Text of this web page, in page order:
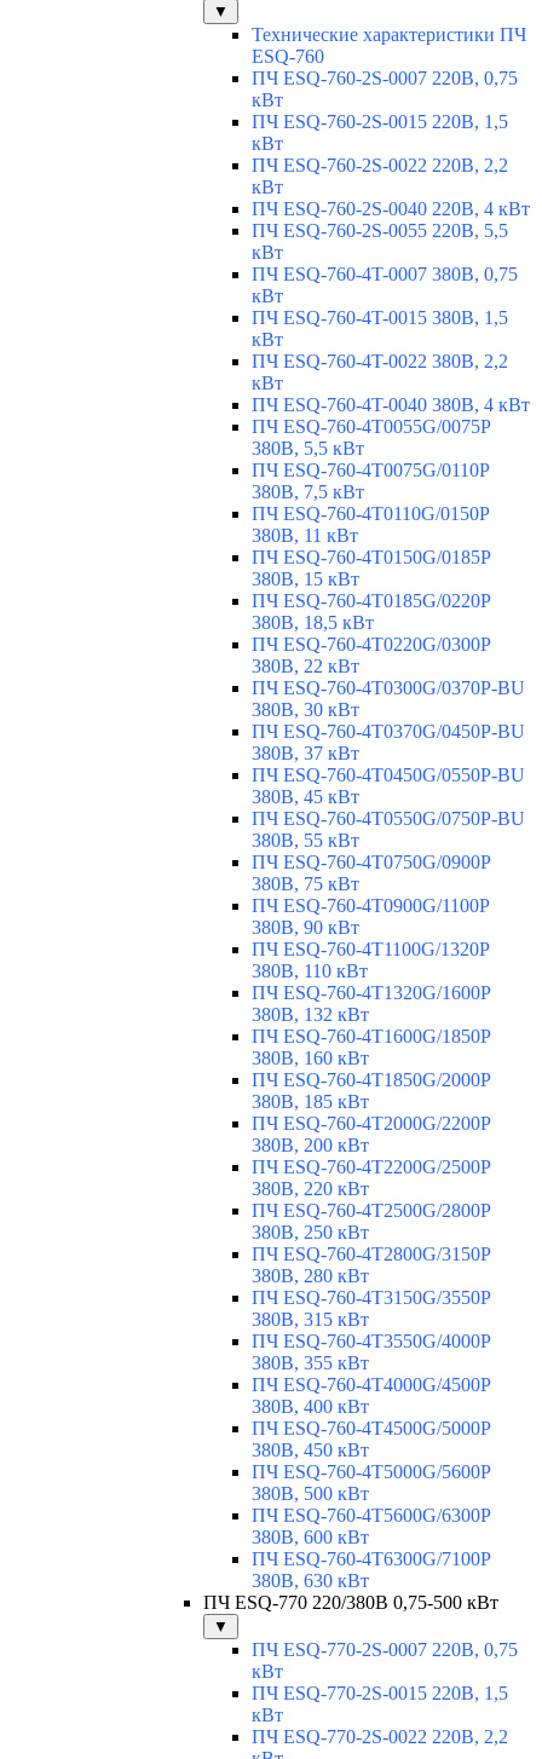
▼
Технические характеристики ПЧ
ESQ-760
ПЧ ESQ-760-2S-0007 220В, 0,75
кВт
ПЧ ESQ-760-2S-0015 220В, 1,5
кВт
ПЧ ESQ-760-2S-0022 220В, 2,2
кВт
ПЧ ESQ-760-2S-0040 220В, 4 кВт
ПЧ ESQ-760-2S-0055 220В, 5,5
кВт
ПЧ ESQ-760-4T-0007 380В, 0,75
кВт
ПЧ ESQ-760-4T-0015 380В, 1,5
кВт
ПЧ ESQ-760-4T-0022 380В, 2,2
кВт
ПЧ ESQ-760-4T-0040 380В, 4 кВт
ПЧ ESQ-760-4T0055G/0075P
380В, 5,5 кВт
ПЧ ESQ-760-4T0075G/0110P
380В, 7,5 кВт
ПЧ ESQ-760-4T0110G/0150P
380В, 11 кВт
ПЧ ESQ-760-4T0150G/0185P
380В, 15 кВт
ПЧ ESQ-760-4T0185G/0220P
380В, 18,5 кВт
ПЧ ESQ-760-4T0220G/0300P
380В, 22 кВт
ПЧ ESQ-760-4T0300G/0370P-BU
380В, 30 кВт
ПЧ ESQ-760-4T0370G/0450P-BU
380В, 37 кВт
ПЧ ESQ-760-4T0450G/0550P-BU
380В, 45 кВт
ПЧ ESQ-760-4T0550G/0750P-BU
380В, 55 кВт
ПЧ ESQ-760-4T0750G/0900P
380В, 75 кВт
ПЧ ESQ-760-4T0900G/1100P
380В, 90 кВт
ПЧ ESQ-760-4T1100G/1320P
380В, 110 кВт
ПЧ ESQ-760-4T1320G/1600P
380В, 132 кВт
ПЧ ESQ-760-4T1600G/1850P
380В, 160 кВт
ПЧ ESQ-760-4T1850G/2000P
380В, 185 кВт
ПЧ ESQ-760-4T2000G/2200P
380В, 200 кВт
ПЧ ESQ-760-4T2200G/2500P
380В, 220 кВт
ПЧ ESQ-760-4T2500G/2800P
380В, 250 кВт
ПЧ ESQ-760-4T2800G/3150P
380В, 280 кВт
ПЧ ESQ-760-4T3150G/3550P
380В, 315 кВт
ПЧ ESQ-760-4T3550G/4000P
380В, 355 кВт
ПЧ ESQ-760-4T4000G/4500P
380В, 400 кВт
ПЧ ESQ-760-4T4500G/5000P
380В, 450 кВт
ПЧ ESQ-760-4T5000G/5600P
380В, 500 кВт
ПЧ ESQ-760-4T5600G/6300P
380В, 600 кВт
ПЧ ESQ-760-4T6300G/7100P
380В, 630 кВт
ПЧ ESQ-770 220/380В 0,75-500 кВт
▼
ПЧ ESQ-770-2S-0007 220В, 0,75
кВт
ПЧ ESQ-770-2S-0015 220В, 1,5
кВт
ПЧ ESQ-770-2S-0022 220В, 2,2